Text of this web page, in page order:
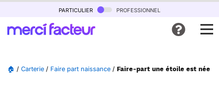
particulier professionnel
🏠 / Carterie / Faire part naissance / Faire-part une étoile est née :